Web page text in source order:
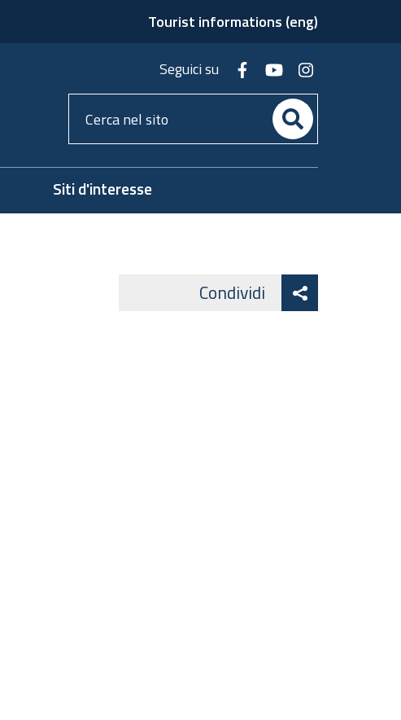
Tourist informations (eng)
Seguici su facebook
youtubeinstagram
Cerca
nel
Siti d'interesse
Condividi Twittercondividi